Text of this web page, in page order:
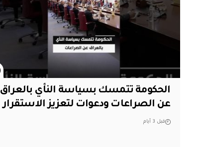
الحكومة تتمسك بسياسة النأي بالعراق
عن الصراعات ودعوات لتعزيز الاستقرار
قبل 3 أيام